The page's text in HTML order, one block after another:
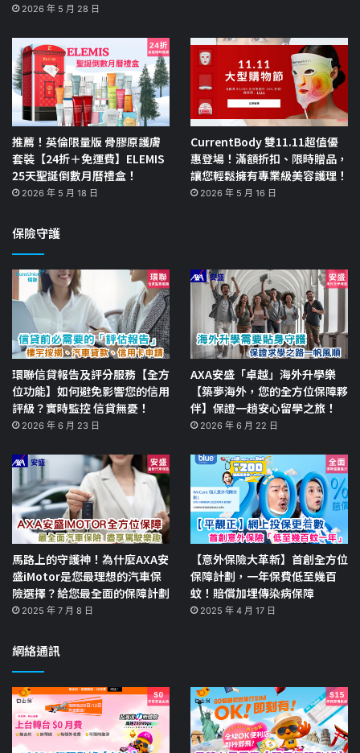
2026 年 5 月 28 日
推薦！英倫限量版 骨膠原護膚
套裝【24折＋免運費】ELEMIS
25天聖誕倒數月曆禮盒！
2026 年 5 月 18 日
CurrentBody 雙11.11超值優
惠登場！滿額折扣、限時贈品，
讓您輕鬆擁有專業級美容護理！
2026 年 5 月 16 日
保險守護
環聯信貸報告及評分服務【全方
位功能】如何避免影響您的信用
評級？實時監控 信貸無憂！
2026 年 6 月 23 日
AXA安盛「卓越」海外升學樂
【築夢海外，您的全方位保障夥
伴】保證一趟安心留學之旅！
2026 年 6 月 22 日
馬路上的守護神！為什麼AXA安
盛iMotor是您最理想的汽車保
險選擇？給您最全面的保障計劃
2025 年 7 月 8 日
【意外保險大革新】首創全方位
保障計劃，一年保費低至幾百
蚊！賠償加埋傳染病保障
2025 年 4 月 17 日
網絡通訊